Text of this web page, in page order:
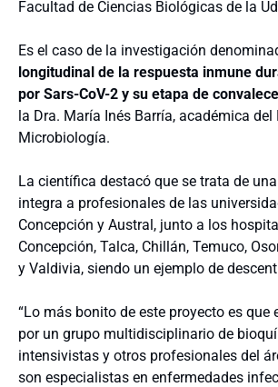
Facultad de Ciencias Biológicas de la
Es el caso de la investigación
longitudinal de la respuesta inmune
por Sars-CoV-2 y su etapa de
la Dra. María Inés Barría, académica
Microbiología.
La científica destacó que se trata de
integra a profesionales de las
Concepción y Austral, junto a los
Concepción, Talca, Chillán, Temuco,
y Valdivia, siendo un ejemplo de
“Lo más bonito de este proyecto es que
por un grupo multidisciplinario de
intensivistas y otros profesionales del
son especialistas en enfermedades